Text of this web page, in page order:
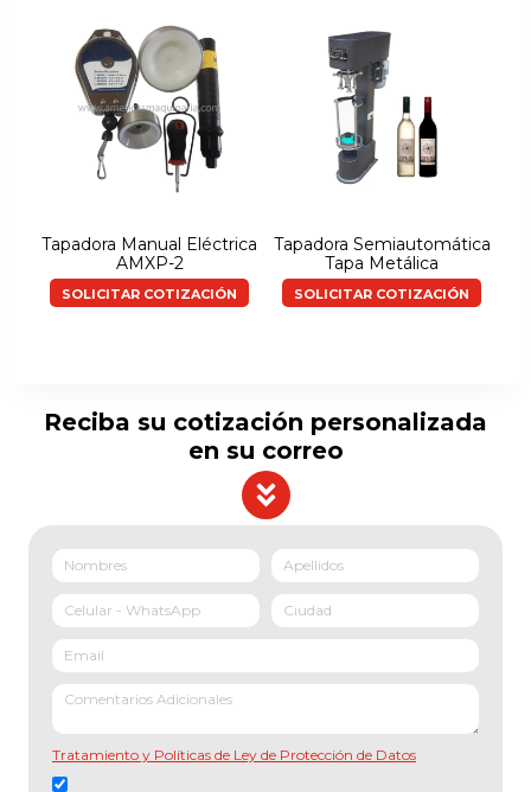
Tapadora Manual Eléctrica
AMXP-2
SOLICITAR COTIZACIÓN
Tapadora Semiautomática
Tapa Metálica
SOLICITAR COTIZACIÓN
Reciba su cotización personalizada
en su correo
Tratamiento y Políticas de Ley de Protección de Datos